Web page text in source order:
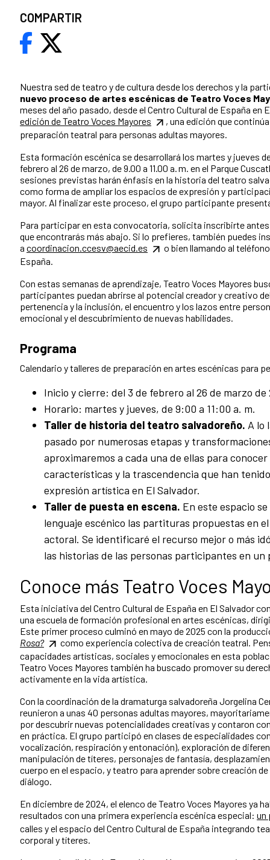
Nuestra sed de teatro y de cultura desde los derechos y la
nuevo proceso de artes escénicas de Teatro Voces
meses del año pasado, desde el Centro Cultural de España en
edición de Teatro Voces Mayores
, una edición que
preparación teatral para personas adultas mayores.
Esta formación escénica se desarrollará los martes y jueves
febrero al 26 de marzo, de 9.00 a 11.00 a. m. en el Parque
sesiones previstas harán énfasis en la historia del teatro
como forma de ampliar los espacios de expresión y
mayor. Al finalizar este proceso, el grupo participante
Para participar en esta convocatoria, solicita inscribirte antes
que encontrarás más abajo. Si lo prefieres, también puedes
a coordinacion.ccesv@aecid.es
o bien llamando al
España.
Con estas semanas de aprendizaje, Teatro Voces Mayores
participantes puedan abrirse al potencial creador y creativo
pertenencia y la inclusión, el encuentro y los lazos entre
emocional y el descubrimiento de nuevas habilidades.
Programa
Calendario y talleres de preparación en artes escénicas para
Inicio y cierre: del 3 de febrero al 26 de marzo de
Horario: martes y jueves, de 9:00 a 11:00 a. m.
Taller de historia del teatro salvadoreño. A lo
pasado por numerosas etapas y
aproximaremos a cada una de ellas para
características y la trascendencia que han
expresión artística en El Salvador.
Taller de puesta en escena. En este espacio
lenguaje escénico las partituras propuestas en
actoral. Se identificaré el recurso mejor o más
las historias de las personas participantes en
Conoce más Teatro Voces
Esta iniciativa del Centro Cultural de España en El Salvador
una escuela de formación profesional en artes escénicas,
Este primer proceso culminó en mayo de 2025 con la
Rosa?
como experiencia colectiva de creación teatral.
capacidades artísticas, sociales y emocionales en esta
Teatro Voces Mayores también ha buscado promover su
activamente en la vida artística.
Con la coordinación de la dramaturga salvadoreña Jorgelina
reunieron a unas 40 personas adultas mayores,
por descubrir nuevas potencialidades creativas y contaron
en práctica. El grupo participó en clases de especialidades
vocalización, respiración y entonación), exploración de
manipulación de títeres, personajes de fantasía,
cuerpo en el espacio, y teatro para aprender sobre creación
diálogo.
En diciembre de 2024, el elenco de Teatro Voces Mayores ya
resultados con una primera experiencia escénica especial: un
calles y el espacio del Centro Cultural de España integrando
corporal y títeres.
COMPARTIR